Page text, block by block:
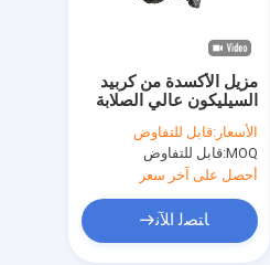
مزيل الأكسدة من كربيد
السيليكون عالي الصلابة
2700 درجة نقطة الانصهار
الأسعار:قابل للتفاوض
MOQ: قابل للتفاوض
أحصل على آخر سعر
ﺎﺘﺼﻟ ﺍﻶﻧ